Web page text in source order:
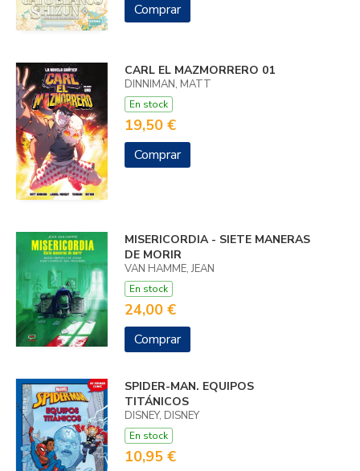
Comprar
CARL EL MAZMORRERO 01
DINNIMAN, MATT
En stock
19,50 €
Comprar
MISERICORDIA - SIETE MANERAS
DE MORIR
VAN HAMME, JEAN
En stock
24,00 €
Comprar
SPIDER-MAN. EQUIPOS
TITÁNICOS
DISNEY, DISNEY
En stock
10,95 €